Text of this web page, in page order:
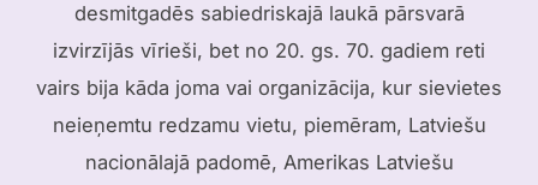
desmitgadēs sabiedriskajā laukā pārsvarā
izvirzījās vīrieši, bet no 20. gs. 70. gadiem reti
vairs bija kāda joma vai organizācija, kur sievietes
neieņemtu redzamu vietu, piemēram, Latviešu
nacionālajā padomē, Amerikas Latviešu